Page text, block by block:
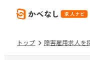
トップ 障害雇用求人を